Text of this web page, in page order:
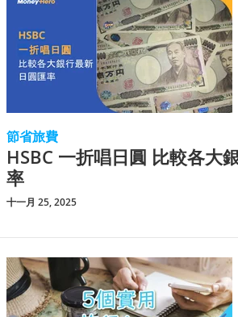
節省旅費
HSBC 一折唱日圓 比較各大
率
十一月 25, 2025